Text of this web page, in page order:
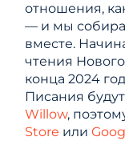
отношения,
— и мы
вместе.
чтения
конца 2024
Писания
Willow,
Store или